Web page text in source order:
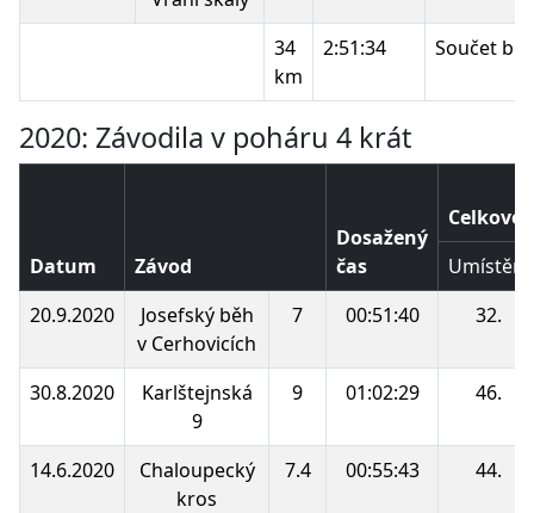
34
km
2:51:34 Součet
2020: Závodila v poháru 4 krát
Datum Závod
Dosažený
čas
Celkové
Umístění
20.9.2020
Josefský běh
v Cerhovicích
7 00:51:40 32.
30.8.2020
Karlštejnská
9
9 01:02:29 46.
14.6.2020
Chaloupecký
kros
7.4 00:55:43 44.